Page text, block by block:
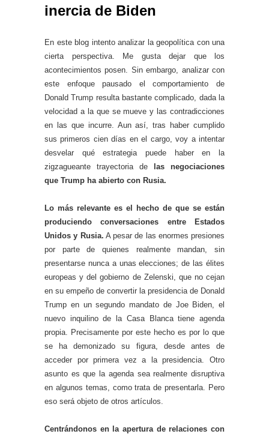
inercia de Biden
En este blog intento analizar la geopolítica con una
cierta perspectiva. Me gusta dejar que los
acontecimientos posen. Sin embargo, analizar con
este enfoque pausado el comportamiento de
Donald Trump resulta bastante complicado, dada la
velocidad a la que se mueve y las contradicciones
en las que incurre. Aun así, tras haber cumplido
sus primeros cien días en el cargo, voy a intentar
desvelar qué estrategia puede haber en la
zigzagueante trayectoria de
las negociaciones
que Trump ha abierto con Rusia.
Lo más relevante es el hecho de que se están
produciendo conversaciones entre Estados
Unidos y Rusia. A pesar de las enormes presiones
por parte de quienes realmente mandan, sin
presentarse nunca a unas elecciones; de las élites
europeas y del gobierno de Zelenski, que no cejan
en su empeño de convertir la presidencia de Donald
Trump en un segundo mandato de Joe Biden, el
nuevo inquilino de la Casa Blanca tiene agenda
propia. Precisamente por este hecho es por lo que
se ha demonizado su figura, desde antes de
acceder por primera vez a la presidencia. Otro
asunto es que la agenda sea realmente disruptiva
en algunos temas, como trata de presentarla. Pero
eso será objeto de otros artículos.
Centrándonos en la apertura de relaciones con